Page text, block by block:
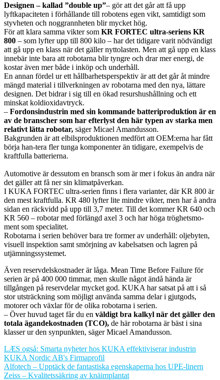
Designen – kallad ”double up”– gör att det går att få upp
lyftkapaciteten i förhållande till robotens egen vikt, samtidigt som
styvheten och noggrannheten blir mycket hög.
För att klara samma vikter som KR FORTEC ultra-seriens KR
800 – som lyfter upp till 800 kilo – har det tidigare varit nödvändigt
att gå upp en klass när det gäller nyttolasten. Men att gå upp en klass
innebär inte bara att robotarna blir tyngre och drar mer energi, de
kostar även mer både i inköp och underhåll.
En annan fördel ur ett hållbarhetsperspektiv är att det går åt mindre
mängd material i tillverkningen av robotarna med den nya, lättare
designen. Det bidrar i sig till en ökad resurshushållning och ett
minskat koldioxidavtryck.
– Fordonsindustrin med sin kommande batteriproduktion är en
av de branscher som har efterlyst den här typen av starka men
relativt lätta robotar, säger Micael Amandusson.
Bakgrunden är att elbilsproduktionen medfört att OEM:erna har fått
börja han-tera fler tunga komponenter än tidigare, exempelvis de
kraftfulla batterierna.
Automotive är dessutom en bransch som är mer i fokus än andra när
det gäller att få ner sin klimatpåverkan.
I KUKA FORTEC ultra-serien finns i flera varianter, där KR 800 är
den mest kraftfulla. KR 480 lyfter lite mindre vikter, men har å andra
sidan en räckvidd på upp till 3,7 meter. Till det kommer KR 640 och
KR 560 – robotar med förlängd axel 3 och har höga tröghetsmo-
ment som specialitet.
Robotarna i serien behöver bara tre former av underhåll: oljebyten,
visuell inspektion samt smörjning av kabelsatsen och lagren på
utjämningssystemet.
Även reservdelskostnader är låga. Mean Time Before Failure för
serien är på 400 000 timmar, men skulle något ändå hända är
tillgången på reservdelar mycket god. KUKA har satsat på att i så
stor utsträckning som möjligt använda samma delar i gjutgods,
motorer och växlar för de olika robotarna i serien.
– Över huvud taget får du en väldigt bra kalkyl när det gäller den
totala ägandekostnaden (TCO), de här robotarna är bäst i sina
klasser ur den synpunkten, säger Micael Amandusson.
LÆS også: Smarta nyheter hos KUKA effektiviserar industrin
KUKA Nordic AB's Firmaprofil
Inläggsnavigering
Alfotech – Upptäck de fantastiska egenskaperna hos UPE-linern
Zeiss – Kvalitetssäkring av knäimplantat